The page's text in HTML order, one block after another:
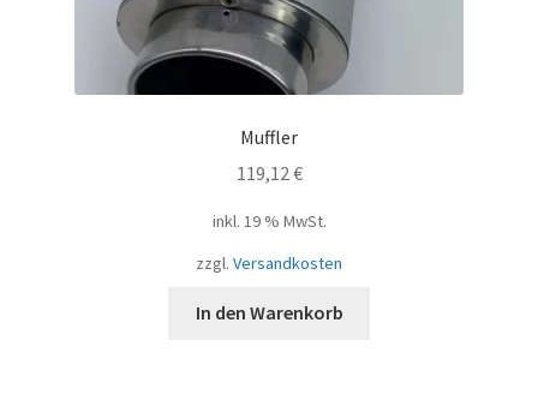
Muffler
119,12€
inkl. 19 % MwSt.
zzgl. Versandkosten
In den Warenkorb